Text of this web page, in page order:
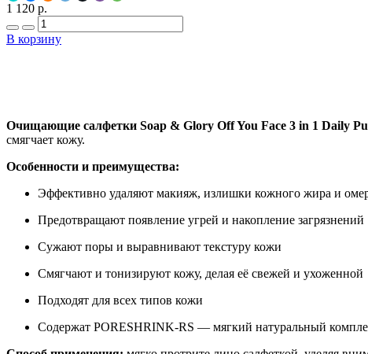
1 120 р.
В корзину
Очищающие салфетки Soap & Glory Off You Face 3 in 1 Daily
смягчает кожу.
Особенности и преимущества:
Эффективно удаляют макияж, излишки кожного жира и
Предотвращают появление угрей и накопление загрязнений
Сужают поры и выравнивают текстуру кожи
Смягчают и тонизируют кожу, делая её свежей и ухоженной
Подходят для всех типов кожи
Содержат PORESHRINK-RS — мягкий натуральный